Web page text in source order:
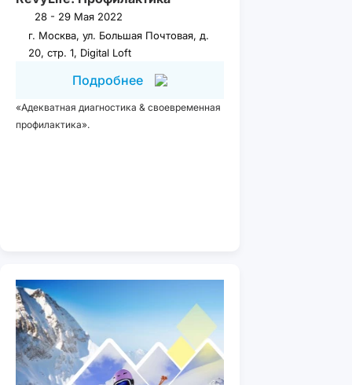
28 - 29 Мая 2022
г. Москва, ул. Большая Почтовая, д.
20, стр. 1, Digital Loft
Подробнее
«Адекватная диагностика & своевременная
профилактика».